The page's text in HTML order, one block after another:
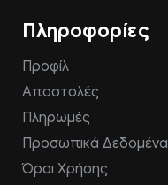
Πληροφορίες
Προφίλ
Αποστολές
Πληρωμές
Προσωπικά Δεδομένα
Όροι Χρήσης